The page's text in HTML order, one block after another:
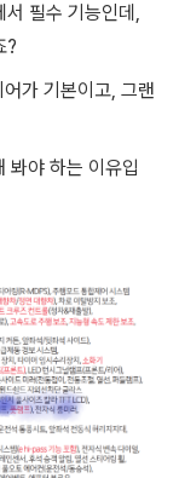
필수 기능인데,
?
가 기본이고, 그랜
봐야 하는 이유입